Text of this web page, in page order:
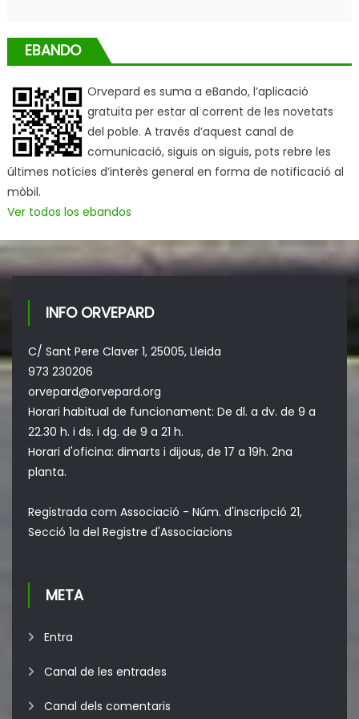
EBANDO
Orvepard es suma a eBando, l’aplicació
gratuïta per estar al corrent de les novetats
del poble. A través d’aquest canal de
comunicació, siguis on siguis, pots rebre les
últimes notícies d’interès general en forma de notificació al
mòbil.
Ver todos los ebandos
INFO ORVEPARD
C/ Sant Pere Claver 1, 25005, Lleida
973 230206
orvepard@orvepard.org
Horari habitual de funcionament: De dl. a dv. de 9 a
22.30 h. i ds. i dg. de 9 a 21 h.
Horari d'oficina: dimarts i dijous, de 17 a 19h. 2na
planta.
Registrada com Associació - Núm. d'inscripció 21,
Secció 1a del Registre d'Associacions
META
Entra
Canal de les entrades
Canal dels comentaris